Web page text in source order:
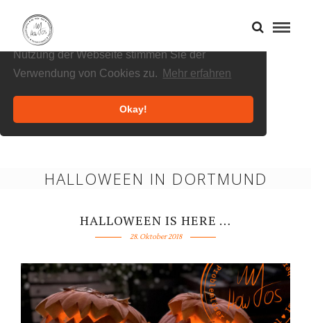
Cookies helfen uns bei der Bereitstellung
unserer Inhalte und Dienste. Durch die weitere
Nutzung der Webseite stimmen Sie der
Verwendung von Cookies zu.
Mehr erfahren
Okay!
HALLOWEEN IN DORTMUND
HALLOWEEN IS HERE …
28. Oktober 2018